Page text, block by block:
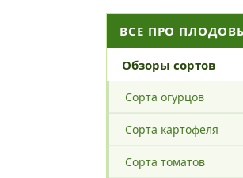
ВСЕ ПРО
Обзоры сортов
Сорта огурцов
Сорта картофеля
Сорта томатов